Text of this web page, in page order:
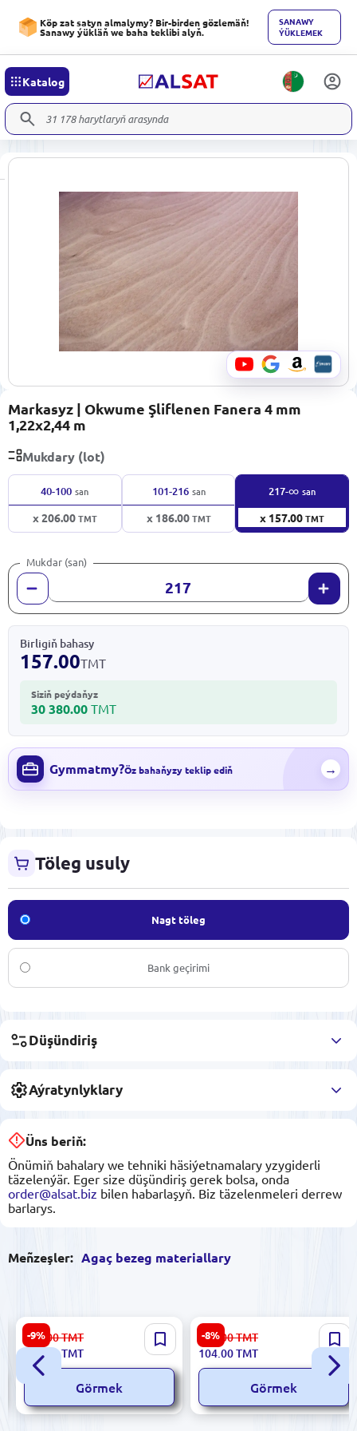
Köp zat satyn almalymy? Bir-birden gözlemäň!
Sanawy ýükläň we baha teklibi alyň.
SANAWY
ÝÜKLEMEK
Katalog
Markasyz | Okwume Şliflenen Fanera 4 mm
1,22x2,44 m
Mukdary (lot)
40-100 san
x 206.00TMT
101-216 san
x 186.00TMT
217-∞ san
x 157.00TMT
Mukdar (san)
Birligiň bahasy
157.00TMT
Siziň peýdaňyz
30 380.00 TMT
Gymmatmy?Öz bahaňyzy teklip ediň →
Töleg usuly
Nagt töleg
Bank geçirimi
Düşündiriş
Aýratynlyklary
Üns beriň:
Önümiň bahalary we tehniki häsiýetnamalary yzygiderli
täzelenýär. Eger size düşündiriş gerek bolsa, onda
order@alsat.biz bilen habarlaşyň. Biz täzelenmeleri derrew
barlarys.
Meñzeşler: Agaç bezeg materiallary
-9%
Camsan Original L227857 |
8mm BURGAZ laminat
154.00TMT
140.00TMT
Görmek
-8%
Decor Master 80 DC 03 | MDF
Plintus Içeri Jaýlar üçin Berk
Profil
114.00TMT
104.00TMT
Görmek